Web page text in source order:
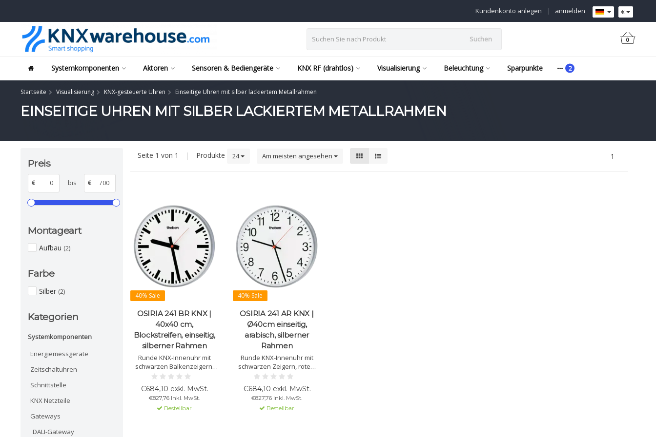
€
anmelden
|
Kundenkonto anlegen
Suchen 0
Systemkomponenten Aktoren Sensoren & Bediengeräte KNX RF (drahtlos) Visualisierung Beleuchtung Sparpunkte
Startseite Visualisierung KNX-gesteuerte Uhren Einseitige Uhren mit silber lackiertem Metallrahmen
EINSEITIGE UHREN MIT SILBER LACKIERTEM METALLRAHMEN
Preis
€ bis €
Montageart
Aufbau (2)
Farbe
Silber (2)
Kategorien
Systemkomponenten
Energiemessgeräte
Zeitschaltuhren
Schnittstelle
KNX Netzteile
Gateways
DALI-Gateway
Seite 1 von 1 | Produkte 24 Am meisten angesehen 1
40% Sale
OSIRIA 241 BR KNX |
40x40 cm,
Blockstreifen, einseitig,
silberner Rahmen
Runde KNX-Innenuhr mit
schwarzen Balkenzeigern,
rotem Sekundenzeiger,
weißem Zifferblatt mit
Blockziffern und silbernem
Metallgehäuse. Ø 400 mm.
€684,10 exkl. MwSt.
€827,76 Inkl. MwSt.
Bestellbar
40% Sale
OSIRIA 241 AR KNX |
Ø40cm einseitig,
arabisch, silberner
Rahmen
Runde KNX-Innenuhr mit
schwarzen Zeigern, rotem
Sekundenzeiger, weißem
Zifferblatt mit arabischen
Zahlen, silbernem
Metallgehäuse und
gewölbtem Plexiglas. Ø 400
€684,10 exkl. MwSt.
€827,76 Inkl. MwSt.
Bestellbar